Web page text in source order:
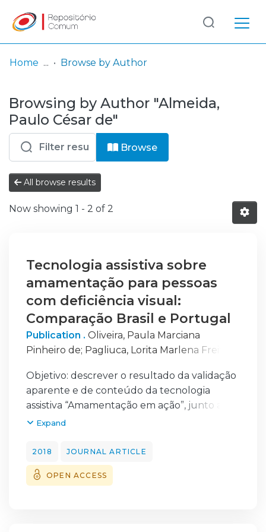
& Collections
Browse repository
Entities
Log
In
(current)
Home Browse by Author
Browsing by Author "Almeida,
Paulo César de"
Browse
All browse results
Now showing 1 - 2 of 2
Tecnologia assistiva sobre
amamentação para pessoas
com deficiência visual:
Comparação Brasil e Portugal
Publication . Oliveira, Paula Marciana
Pinheiro de; Pagliuca, Lorita Marlena Freitag
Ribeiro;Carvalho, António Luís;Silva, Gisele
Mendes da
Objetivo: descrever o resultado da validação
aparente e de conteúdo da tecnologia
assistiva “Amamentação em ação”, junto a
pessoas
Portugal e Brasil.
Método: estudo de validação aparente
fundamentado no modelo da psicometria
Expand
2018 JOURNAL ARTICLE
OPEN ACCESS